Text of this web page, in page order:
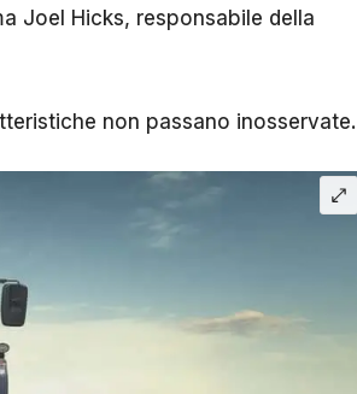
Joel Hicks, responsabile della
non passano inosservate.